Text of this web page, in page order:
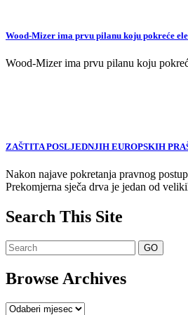
Wood-Mizer ima prvu pilanu koju pokreće
Wood-Mizer ima prvu pilanu koju
ZAŠTITA POSLJEDNJIH EUROPSKIH
Nakon najave pokretanja pravnog
Prekomjerna sječa drva je jedan od
Search This Site
Browse Archives
Browse